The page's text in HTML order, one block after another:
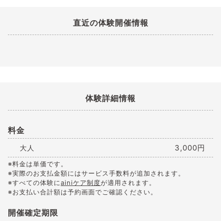
直近の体験開催情報
体験詳細情報
料金
大人 3,000円
※料金は単価です。
※実際のお支払金額にはサービス手数料が追加されます。
※すべての体験にainiケア制度が適用されます。
※お支払い合計額は予約画面でご確認ください。
開催確定期限